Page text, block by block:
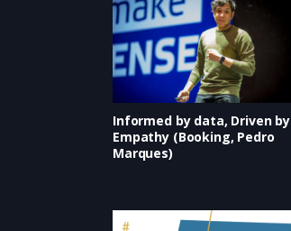
Informed by data, Driven by
Empathy (Booking, Pedro
Marques)